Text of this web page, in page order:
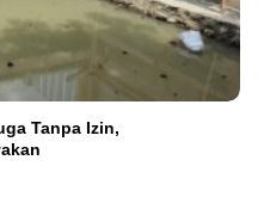
Tanpa Izin,